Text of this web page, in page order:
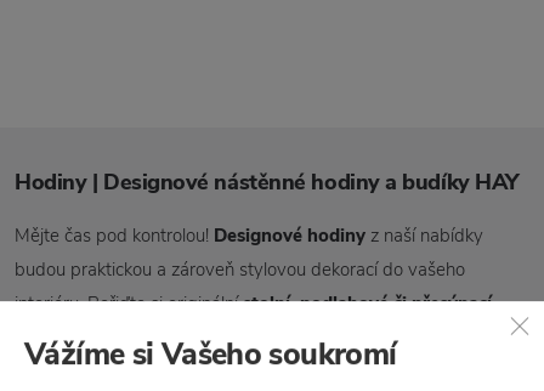
Hodiny | Designové nástěnné hodiny a budíky HAY
Mějte čas pod kontrolou! Designové hodiny z naší nabídky
budou praktickou a zároveň stylovou dekorací do vašeho
interiéru. Pořiďte si originálnístolní, podlahové či přesýpací
nástěnné hodiny od světoznámých značek. Skvěle se budou
vyjímat jak v domácnostech, tak i v kancelářích. Hodiny jsou
Vážíme si Vašeho soukromí